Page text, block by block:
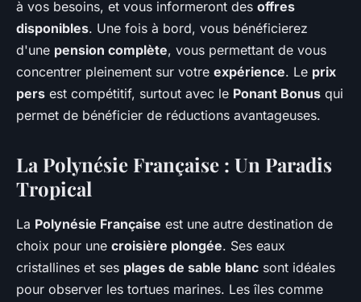
à vos besoins, et vous informeront des offres
disponibles. Une fois à bord, vous bénéficierez
d'une pension complète, vous permettant de vous
concentrer pleinement sur votre expérience. Le prix
pers est compétitif, surtout avec le Ponant Bonus qui
permet de bénéficier de réductions avantageuses.
La Polynésie Française : Un Paradis
Tropical
La Polynésie Française est une autre destination de
choix pour une croisière plongée. Ses eaux
cristallines et ses plages de sable blanc sont idéales
pour observer les tortues marines. Les îles comme